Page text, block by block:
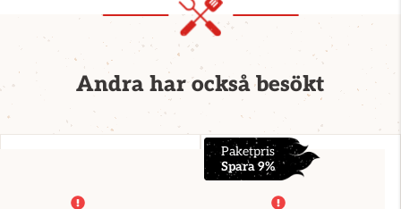
Andra har också besökt
Paketpris
Spara 9%